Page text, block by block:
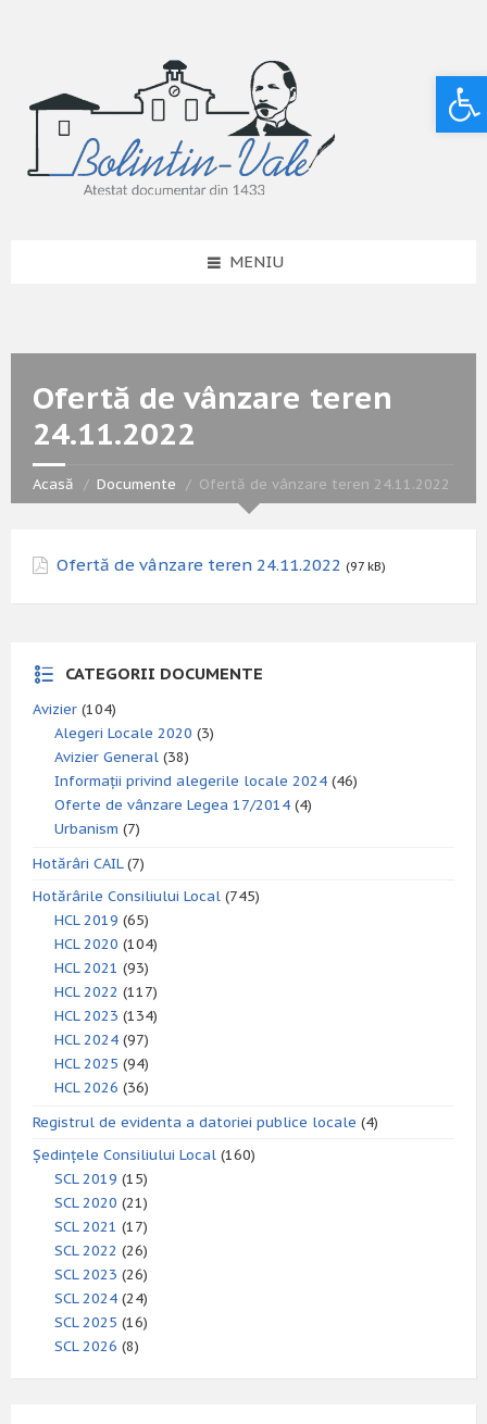
MENIU
Ofertă de vânzare teren
24.11.2022
Acasă Documente Ofertă de vânzare teren 24.11.2022
Ofertă de vânzare teren 24.11.2022 (97 kB)
CATEGORII DOCUMENTE
Avizier (104)
Alegeri Locale 2020 (3)
Avizier General (38)
Informații privind alegerile locale 2024 (46)
Oferte de vânzare Legea 17/2014 (4)
Urbanism (7)
Hotărâri CAIL(7)
Hotărârile Consiliului Local (745)
HCL 2019 (65)
HCL 2020 (104)
HCL 2021 (93)
HCL 2022 (117)
HCL 2023 (134)
HCL 2024 (97)
HCL 2025 (94)
HCL 2026 (36)
Registrul de evidenta a datoriei publice locale (4)
Ședințele Consiliului Local (160)
SCL 2019 (15)
SCL 2020 (21)
SCL 2021 (17)
SCL 2022 (26)
SCL 2023 (26)
SCL 2024 (24)
SCL 2025 (16)
SCL 2026 (8)
Deschide bara de unelte